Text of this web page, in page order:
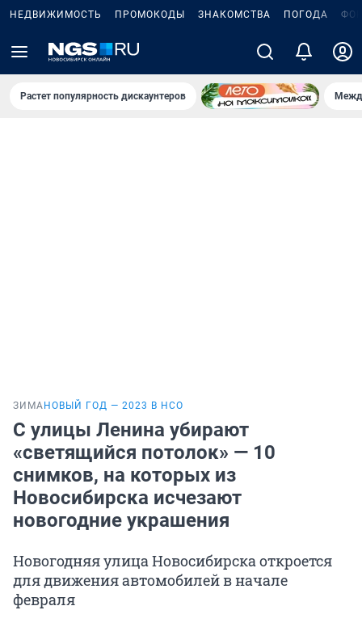
НЕДВИЖИМОСТЬ ПРОМОКОДЫ ЗНАКОМСТВА ПОГОДА
Растет популярность дискаунтеров
ЗИМА НОВЫЙ ГОД — 2023 В НСО
С улицы Ленина убирают
«светящийся потолок» — 10
снимков, на которых из
Новосибирска исчезают
новогодние украшения
Новогодняя улица Новосибирска откроется
для движения автомобилей в начале
февраля